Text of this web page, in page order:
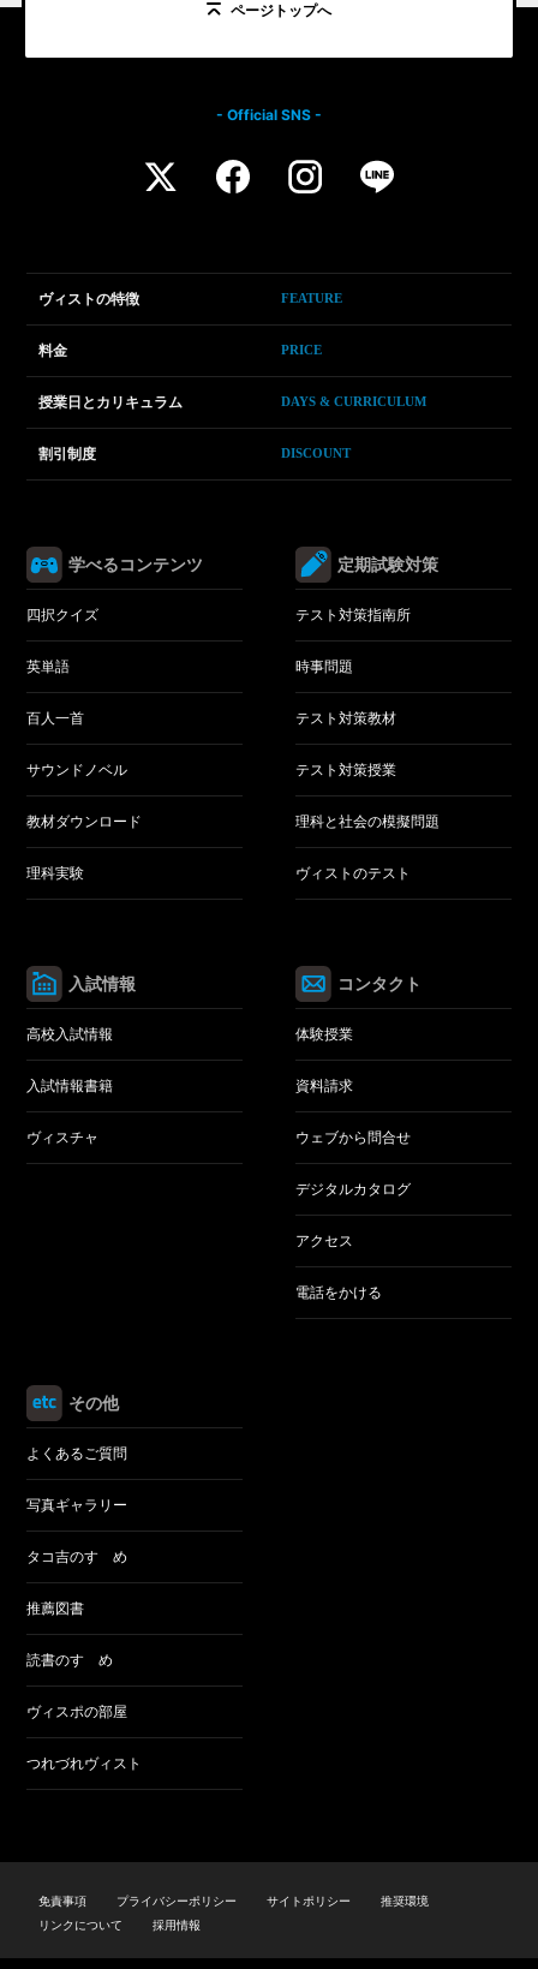
ページトップへ
- Official SNS -
ヴィストの特徴 FEATURE
料金 PRICE
授業日とカリキュラム DAYS & CURRICULUM
割引制度 DISCOUNT
学べるコンテンツ
四択クイズ
英単語
百人一首
サウンドノベル
教材ダウンロード
理科実験
定期試験対策
テスト対策指南所
時事問題
テスト対策教材
テスト対策授業
理科と社会の模擬問題
ヴィストのテスト
入試情報
高校入試情報
入試情報書籍
ヴィスチャ
コンタクト
体験授業
資料請求
ウェブから問合せ
デジタルカタログ
アクセス
電話をかける
その他
よくあるご質問
写真ギャラリー
タコ吉のすゝめ
推薦図書
読書のすゝめ
ヴィスポの部屋
つれづれヴィスト
免責事項 プライバシーポリシー サイトポリシー
推奨環境
リンクについて
採用情報